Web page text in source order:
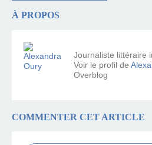
À PROPOS
Journaliste littéraire
Voir le profil de
Overblog
COMMENTER CET ARTICLE